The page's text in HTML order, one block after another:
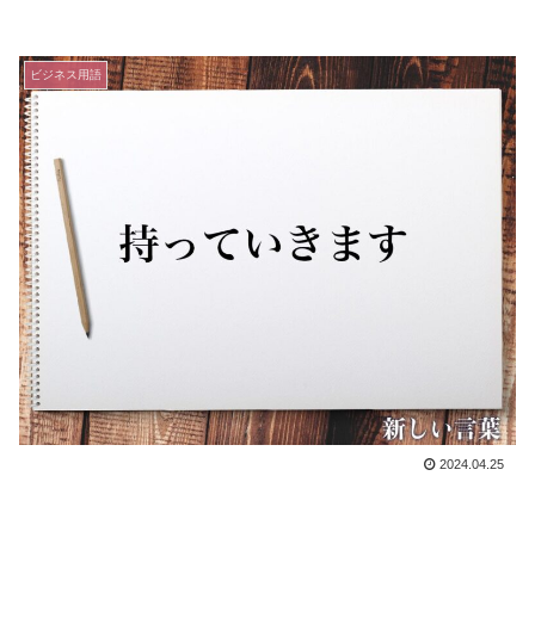
ビジネス用語
2024.04.25